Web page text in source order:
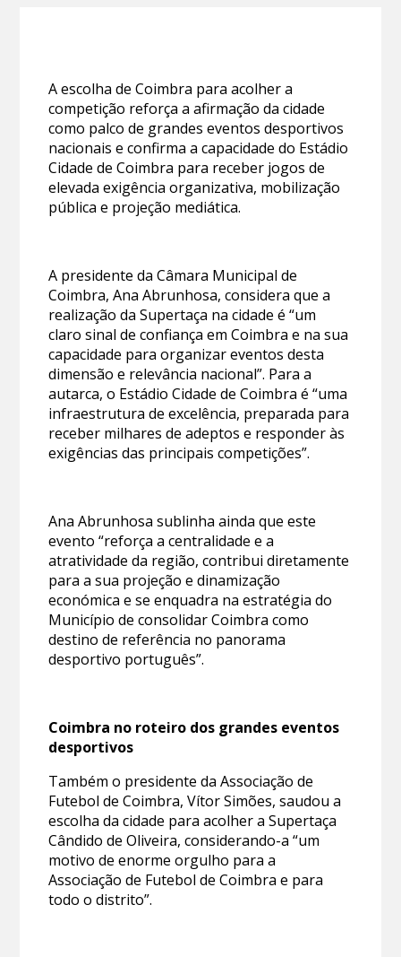
A escolha de Coimbra para acolher a
competição reforça a afirmação da cidade
como palco de grandes eventos desportivos
nacionais e confirma a capacidade do Estádio
Cidade de Coimbra para receber jogos de
elevada exigência organizativa, mobilização
pública e projeção mediática.
A presidente da Câmara Municipal de
Coimbra, Ana Abrunhosa, considera que a
realização da Supertaça na cidade é “um
claro sinal de confiança em Coimbra e na sua
capacidade para organizar eventos desta
dimensão e relevância nacional”. Para a
autarca, o Estádio Cidade de Coimbra é “uma
infraestrutura de excelência, preparada para
receber milhares de adeptos e responder às
exigências das principais competições”.
Ana Abrunhosa sublinha ainda que este
evento “reforça a centralidade e a
atratividade da região, contribui diretamente
para a sua projeção e dinamização
económica e se enquadra na estratégia do
Município de consolidar Coimbra como
destino de referência no panorama
desportivo português”.
Coimbra no roteiro dos grandes eventos
desportivos
Também o presidente da Associação de
Futebol de Coimbra, Vítor Simões, saudou a
escolha da cidade para acolher a Supertaça
Cândido de Oliveira, considerando-a “um
motivo de enorme orgulho para a
Associação de Futebol de Coimbra e para
todo o distrito”.